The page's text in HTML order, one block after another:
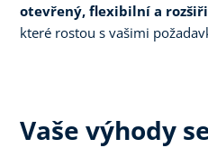
otevřený, flexibilní a
které rostou s vašimi
Vaše výhody